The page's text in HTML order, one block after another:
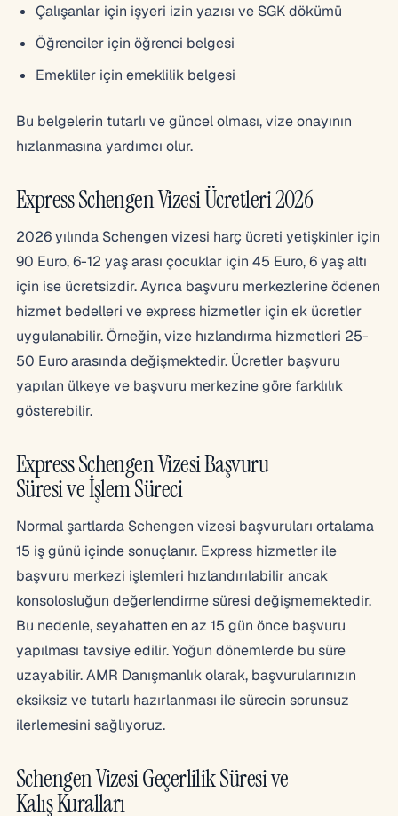
Çalışanlar için işyeri izin yazısı ve SGK dökümü
Öğrenciler için öğrenci belgesi
Emekliler için emeklilik belgesi
Bu belgelerin tutarlı ve güncel olması, vize onayının
hızlanmasına yardımcı olur.
Express Schengen Vizesi Ücretleri 2026
2026 yılında Schengen vizesi harç ücreti yetişkinler için
90 Euro, 6-12 yaş arası çocuklar için 45 Euro, 6 yaş altı
için ise ücretsizdir. Ayrıca başvuru merkezlerine ödenen
hizmet bedelleri ve express hizmetler için ek ücretler
uygulanabilir. Örneğin, vize hızlandırma hizmetleri 25-
50 Euro arasında değişmektedir. Ücretler başvuru
yapılan ülkeye ve başvuru merkezine göre farklılık
gösterebilir.
Express Schengen Vizesi Başvuru
Süresi ve İşlem Süreci
Normal şartlarda Schengen vizesi başvuruları ortalama
15 iş günü içinde sonuçlanır. Express hizmetler ile
başvuru merkezi işlemleri hızlandırılabilir ancak
konsolosluğun değerlendirme süresi değişmemektedir.
Bu nedenle, seyahatten en az 15 gün önce başvuru
yapılması tavsiye edilir. Yoğun dönemlerde bu süre
uzayabilir. AMR Danışmanlık olarak, başvurularınızın
eksiksiz ve tutarlı hazırlanması ile sürecin sorunsuz
ilerlemesini sağlıyoruz.
Schengen Vizesi Geçerlilik Süresi ve
Kalış Kuralları